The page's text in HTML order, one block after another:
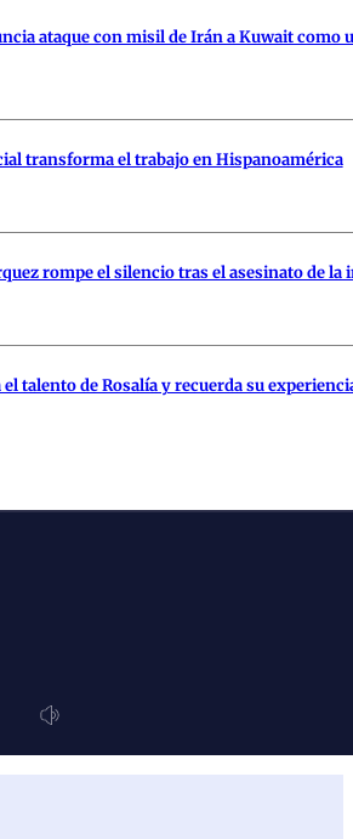
ataque con misil de Irán a Kuwait como
transforma el trabajo en Hispanoamérica
rompe el silencio tras el asesinato de la
talento de Rosalía y recuerda su